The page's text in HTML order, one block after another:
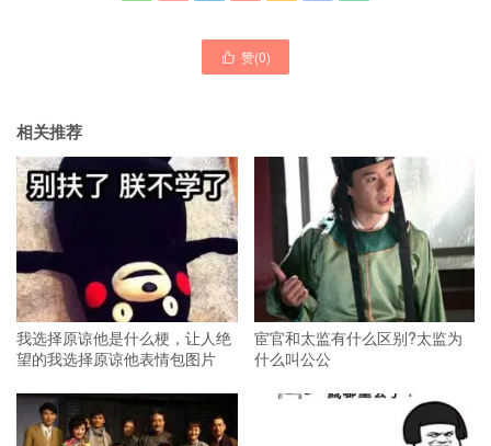
 赞(0)
相关推荐
我选择原谅他是什么梗，让人绝
望的我选择原谅他表情包图片
宦官和太监有什么区别?太监为
什么叫公公